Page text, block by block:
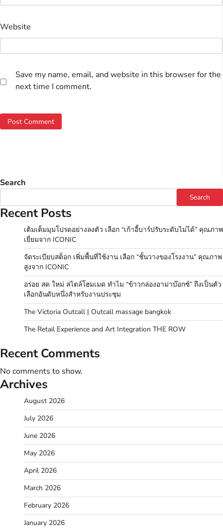
Website
Save my name, email, and website in this browser for the
next time I comment.
Search
Search
Recent Posts
เติมเต็มมุมโปรดอย่างลงตัว เลือก “เก้าอี้บาร์ปรับระดับไม่ได้” คุณภาพ
เยี่ยมจาก ICONIC
จัดระเบียบสต็อก เพิ่มพื้นที่ใช้งาน เลือก “ชั้นวางของโรงงาน” คุณภาพ
สูงจาก ICONIC
อร่อย สด ใหม่ สไตล์โฮมเมด ทำไม “ข้าวกล่องอาม่าบ๊อกซ์” ถึงเป็นตัว
เลือกอันดับหนึ่งสำหรับงานประชุม
The Victoria Outcall | Outcall massage bangkok
The Retail Experience and Art Integration THE ROW
Recent Comments
No comments to show.
Archives
August 2026
July 2026
June 2026
May 2026
April 2026
March 2026
February 2026
January 2026